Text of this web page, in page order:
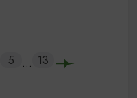
5 ... 13